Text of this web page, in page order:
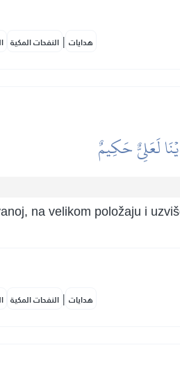
النفحات المكية | هدايات
لَعَلِيٌّ حَكِيمٌ
na velikom položaju i
النفحات المكية | هدايات